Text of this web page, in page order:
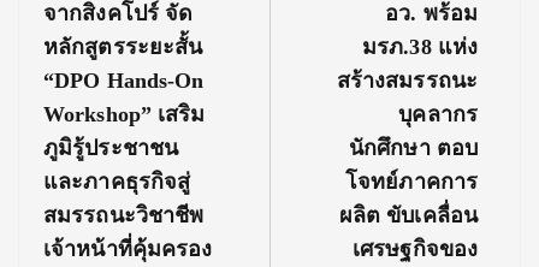
จากสิงคโปร์ จัด
หลักสูตรระยะสั้น
“DPO Hands-On
Workshop” เสริม
ภูมิรู้ประชาชน
และภาคธุรกิจสู่
สมรรถนะวิชาชีพ
เจ้าหน้าที่คุ้มครอง
อว. พร้อม
มรภ.38 แห่ง
สร้างสมรรถนะ
บุคลากร
นักศึกษา ตอบ
โจทย์ภาคการ
ผลิต ขับเคลื่อน
เศรษฐกิจของ